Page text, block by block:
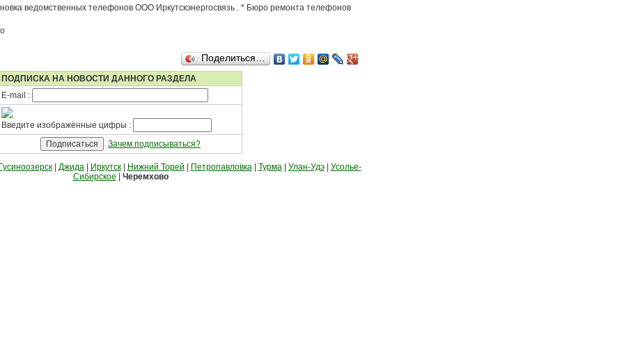
ведомственных телефонов ООО Иркутскэнергосвязь . * Бюро ремонта телефонов
Поделиться…
ПОДПИСКА НА НОВОСТИ ДАННОГО РАЗДЕЛА
E-mail :
Введите изображённые цифры :
Зачем подписываться?
Гусиноозерск| Джида| Иркутск| Нижний Торей Петропавловка| Турма| Улан-Удэ| Усолье-
Сибирское
Черемхово